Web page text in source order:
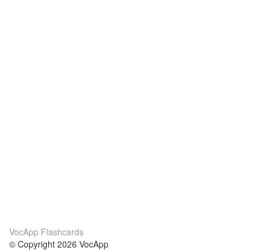
VocApp Flashcards
© Copyright 2026 VocApp